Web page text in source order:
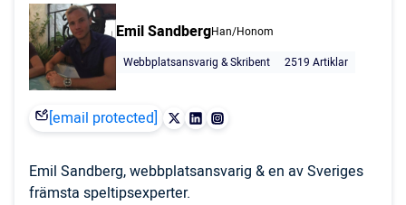
Emil SandbergHan/Honom
Webbplatsansvarig & Skribent
2519 Artiklar
[email protected]
Emil Sandberg, webbplatsansvarig & en av Sveriges
främsta speltipsexperter.